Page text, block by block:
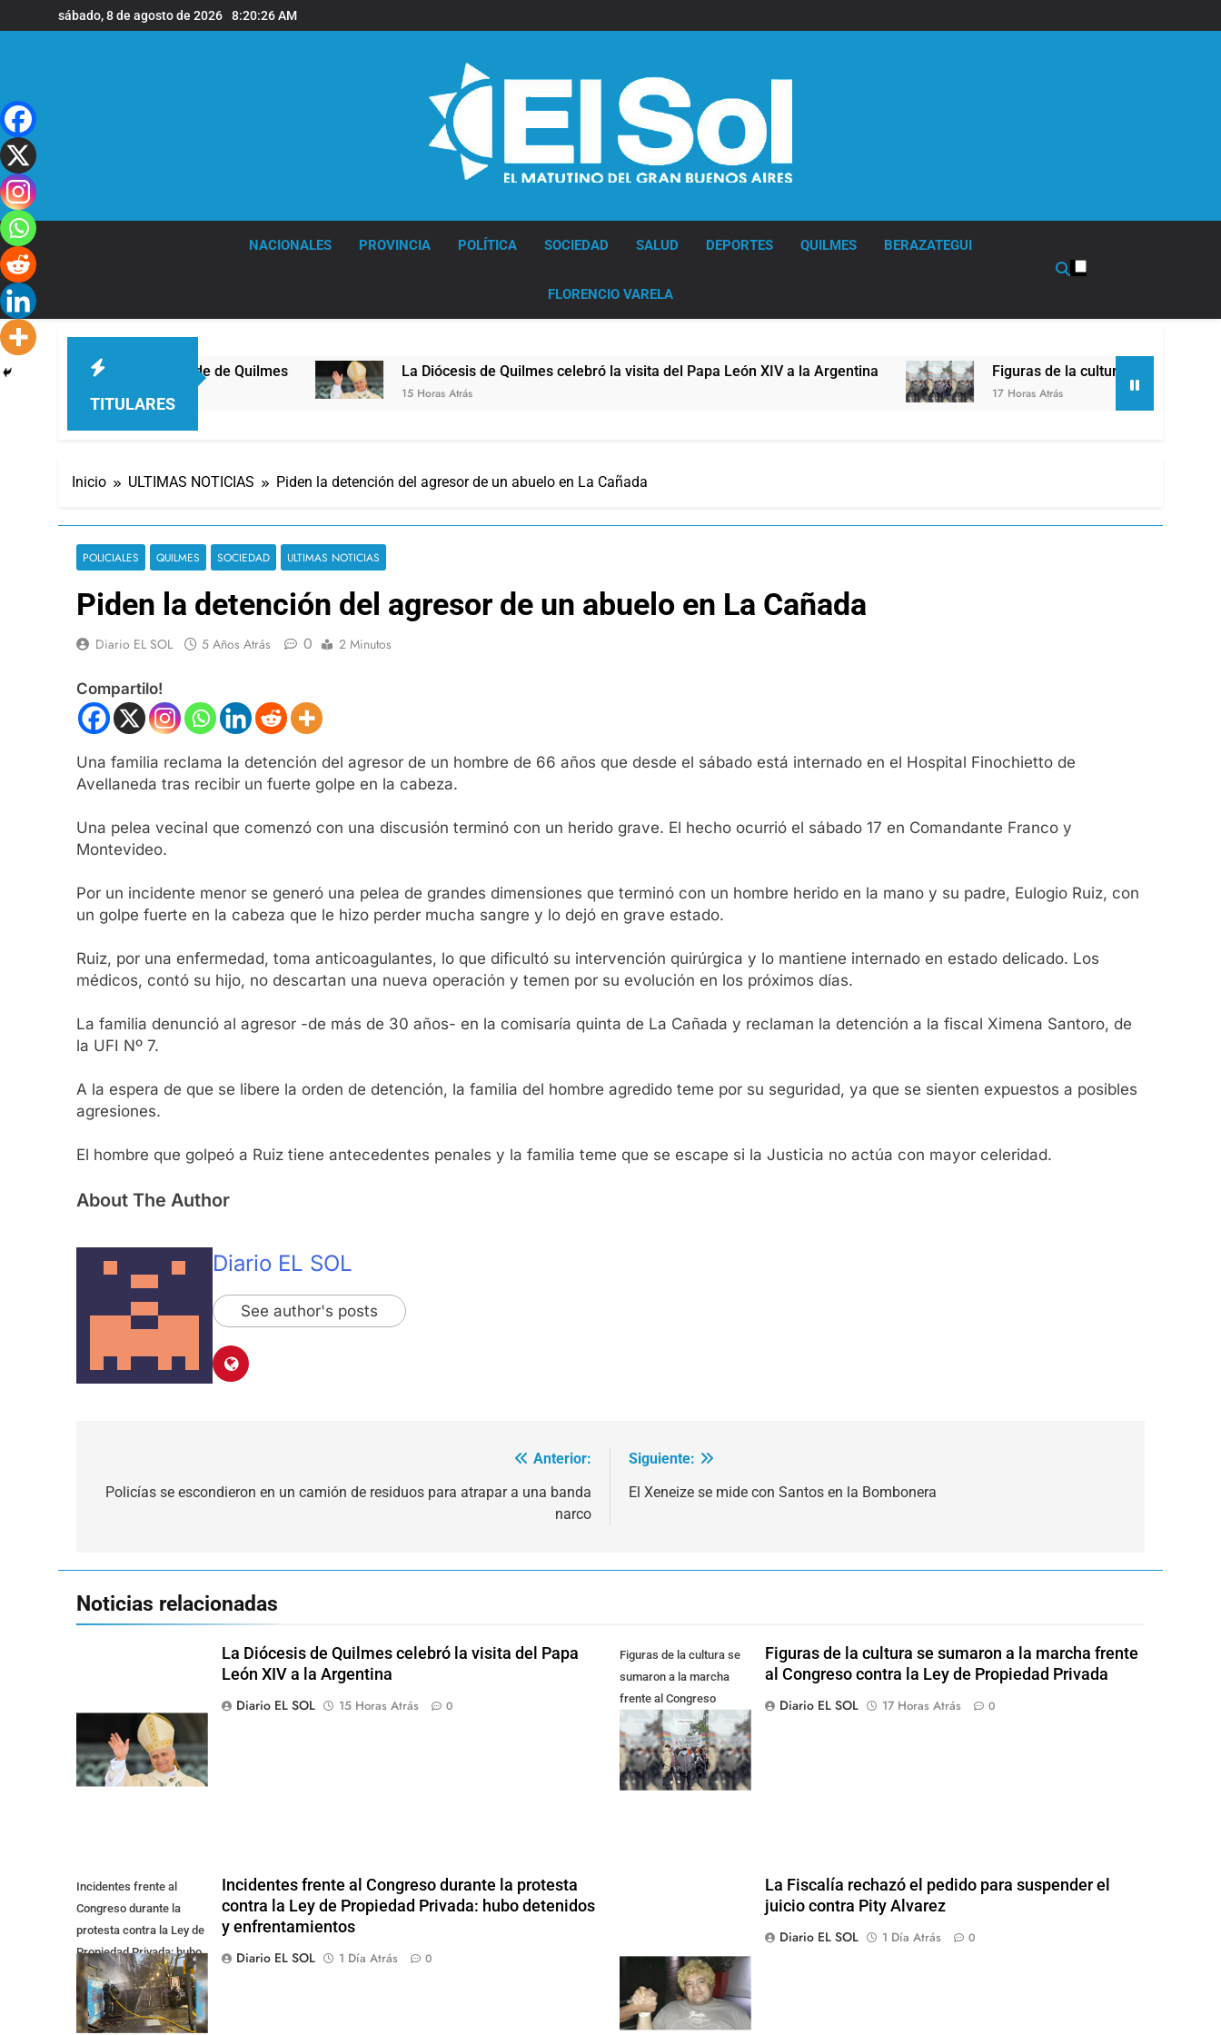
al
sábado, 8 de agosto de 2026 8:20:26 AM
NACIONALES PROVINCIA POLÍTICA SOCIEDAD SALUD DEPORTES QUILMES BERAZATEGUI
FLORENCIO VARELA
TITULARES
nivel en la sede de Quilmes La Diócesis de Quilmes celebró la visita del Papa León XIV a la Argentina
15 Horas Atrás
Figuras de la cultura se sumaron a la
17 Horas Atrás
Inicio ULTIMAS NOTICIAS Piden la detención del agresor de un abuelo en La Cañada
POLICIALES QUILMES SOCIEDAD ULTIMAS NOTICIAS
Piden la detención del agresor de un abuelo en La Cañada
Diario EL SOL 5 Años Atrás 0 2 Minutos
Compartilo!
Una familia reclama la detención del agresor de un hombre de 66 años que desde el sábado está internado en el Hospital Finochietto de
Avellaneda tras recibir un fuerte golpe en la cabeza.
Una pelea vecinal que comenzó con una discusión terminó con un herido grave. El hecho ocurrió el sábado 17 en Comandante Franco y
Montevideo.
Por un incidente menor se generó una pelea de grandes dimensiones que terminó con un hombre herido en la mano y su padre, Eulogio Ruiz, con
un golpe fuerte en la cabeza que le hizo perder mucha sangre y lo dejó en grave estado.
Ruiz, por una enfermedad, toma anticoagulantes, lo que dificultó su intervención quirúrgica y lo mantiene internado en estado delicado. Los
médicos, contó su hijo, no descartan una nueva operación y temen por su evolución en los próximos días.
La familia denunció al agresor -de más de 30 años- en la comisaría quinta de La Cañada y reclaman la detención a la fiscal Ximena Santoro, de
la UFI Nº 7.
A la espera de que se libere la orden de detención, la familia del hombre agredido teme por su seguridad, ya que se sienten expuestos a posibles
agresiones.
El hombre que golpeó a Ruiz tiene antecedentes penales y la familia teme que se escape si la Justicia no actúa con mayor celeridad.
About The Author
Diario EL SOL
See author's posts
de
Anterior:
Policías se escondieron en un camión de residuos para atrapar a una banda
narco
Siguiente:
El Xeneize se mide con Santos en la Bombonera
Noticias relacionadas
La Diócesis de Quilmes celebró la visita del Papa
León XIV a la Argentina
Diario EL SOL
15 Horas Atrás 0
Figuras de la cultura se
sumaron a la marcha
frente al Congreso
contra la Ley de
Propiedad Privada
Figuras de la cultura se sumaron a la marcha frente
al Congreso contra la Ley de Propiedad Privada
Diario EL SOL
17 Horas Atrás 0
Incidentes frente al
Congreso durante la
protesta contra la Ley de
Propiedad Privada: hubo
detenidos y
enfrentamientos
Incidentes frente al Congreso durante la protesta
contra la Ley de Propiedad Privada: hubo detenidos
y enfrentamientos
Diario EL SOL
1 Día Atrás 0
La Fiscalía rechazó el pedido para suspender el
juicio contra Pity Alvarez
Diario EL SOL
1 Día Atrás 0